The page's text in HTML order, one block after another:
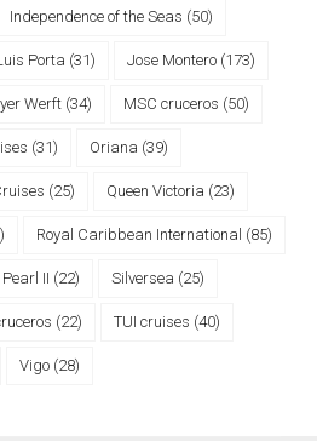
Independence of the Seas (50)
Porta (31) Jose Montero (173)
Werft (34) MSC cruceros (50)
(31) Oriana (39)
(25) Queen Victoria (23)
Royal Caribbean International (85)
II (22) Silversea (25)
(22) TUI cruises (40)
Vigo (28)